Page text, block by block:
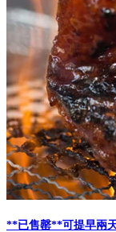
**已售罄**可提早兩